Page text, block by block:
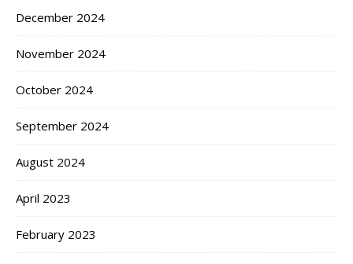
December 2024
November 2024
October 2024
September 2024
August 2024
April 2023
February 2023